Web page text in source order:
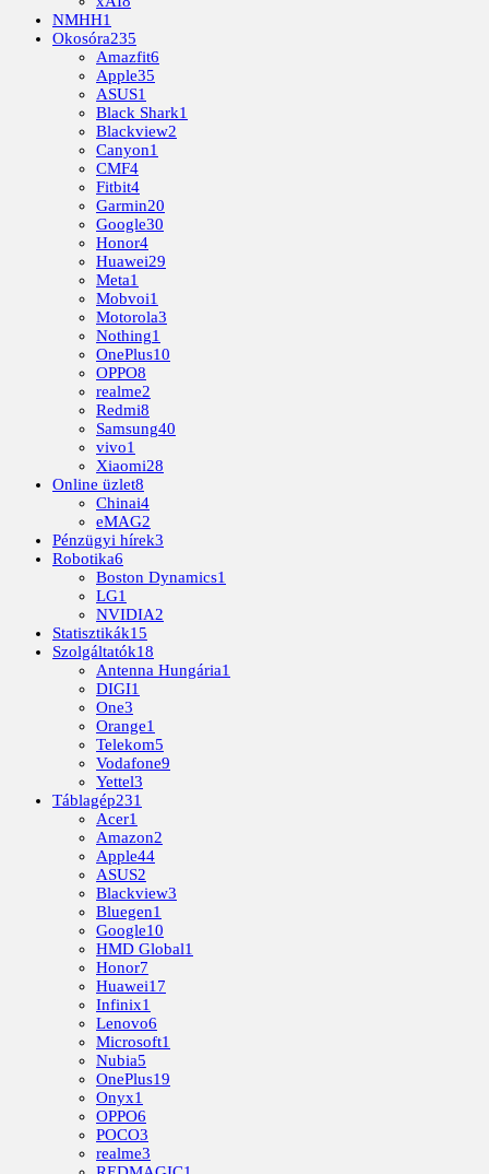
NMHH1
Okosóra235
Amazfit6
Apple35
ASUS1
Black Shark1
Blackview2
Canyon1
CMF4
Fitbit4
Garmin20
Google30
Honor4
Huawei29
Meta1
Mobvoi1
Motorola3
Nothing1
OnePlus10
OPPO8
realme2
Redmi8
Samsung40
vivo1
Xiaomi28
Online üzlet8
Chinai4
eMAG2
Pénzügyi hírek3
Robotika6
Boston Dynamics1
LG1
NVIDIA2
Statisztikák15
Szolgáltatók18
Antenna Hungária1
DIGI1
One3
Orange1
Telekom5
Vodafone9
Yettel3
Táblagép231
Acer1
Amazon2
Apple44
ASUS2
Blackview3
Bluegen1
Google10
HMD Global1
Honor7
Huawei17
Infinix1
Lenovo6
Microsoft1
Nubia5
OnePlus19
Onyx1
OPPO6
POCO3
realme3